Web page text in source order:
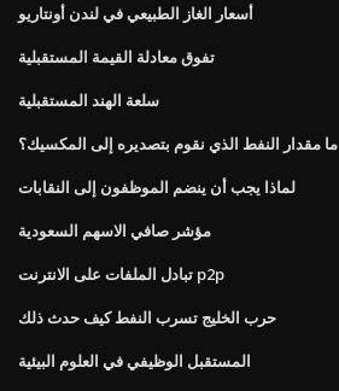
أسعار الغاز الطبيعي في لندن أونتاريو
تفوق معادلة القيمة المستقبلية
سلعة الهند المستقبلية
ما مقدار النفط الذي نقوم بتصديره إلى المكسيك؟
لماذا يجب أن ينضم الموظفون إلى النقابات
مؤشر صافي الاسهم السعودية
تبادل الملفات على الانترنت p2p
حرب الخليج تسرب النفط كيف حدث ذلك
المستقبل الوظيفي في العلوم البيئية